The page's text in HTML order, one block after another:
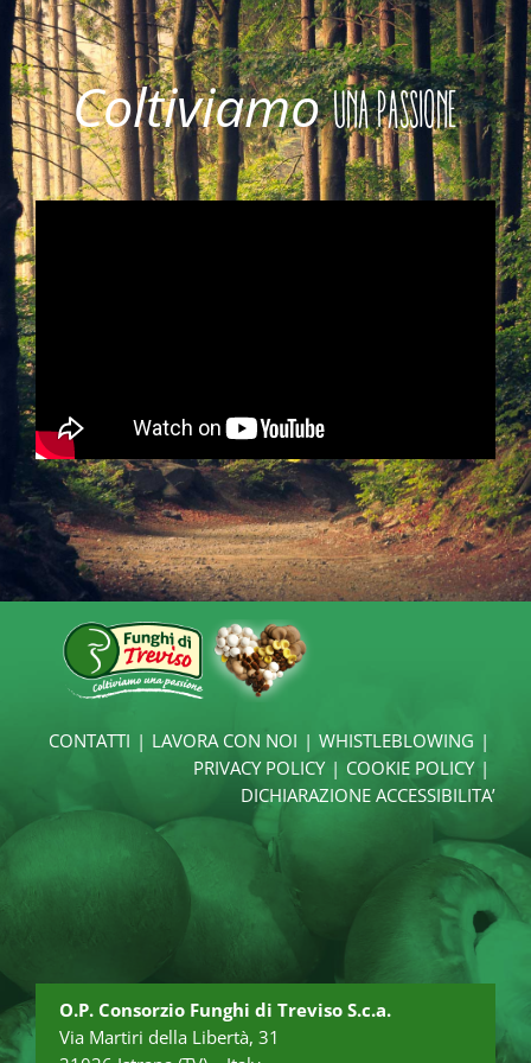
Coltiviamo UNA PASSIONE
CONTATTI LAVORA CON NOI
WHISTLEBLOWING
PRIVACY POLICY
COOKIE POLICY
DICHIARAZIONE ACCESSIBILITA’
O.P. Consorzio Funghi di Treviso S.c.a.
Via Martiri della Libertà, 31